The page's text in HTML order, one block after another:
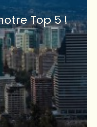
Top 5 !